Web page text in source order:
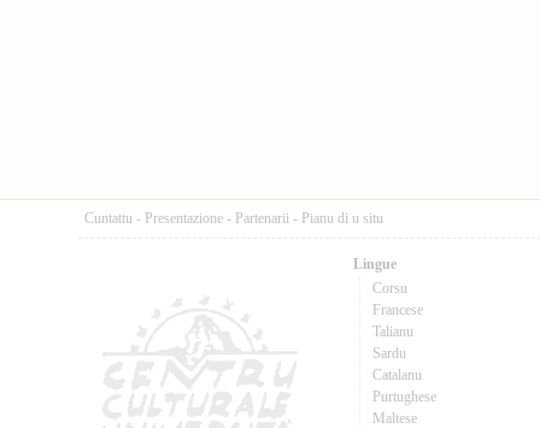
Cuntattu - Presentazione - Partenarii - Pianu di u situ
Lingue
Corsu
Francese
Talianu
Sardu
Catalanu
Purtughese
Maltese